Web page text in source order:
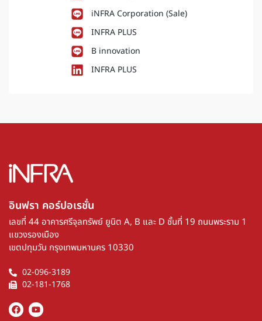
iNFRA Corporation (Sale)
INFRA PLUS
B innovation
INFRA PLUS
อินฟรา คอร์ปอเรชั่น​
เลขที่ 44 อาคารศรีจุลทรัพย์ ยูนิต A, B และ D ชั้นที่ 19 ถนนพระราม 1
แขวงรองเมือง
เขตปทุมวัน กรุงเทพมหานคร 10330
02-096-3189
02-181-1768